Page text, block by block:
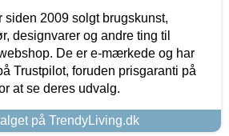
siden 2009 solgt brugskunst,
designvarer og andre ting til
De er e-mærkede og har
Trustpilot, foruden prisgaranti på
at se deres udvalg.
på TrendyLiving.dk